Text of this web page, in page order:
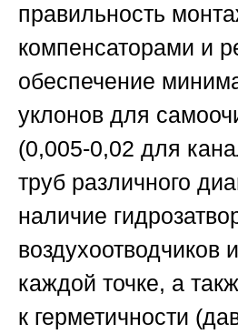
правильность
компенсаторами и
обеспечение
уклонов для
(0,005-0,02 для
труб различного
наличие
воздухоотводчиков
каждой точке, а
к герметичности